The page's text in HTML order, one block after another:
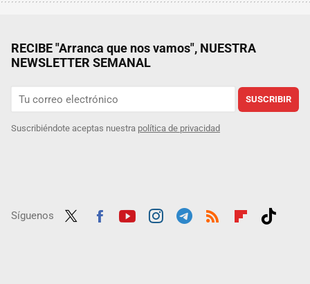
RECIBE "Arranca que nos vamos", NUESTRA
NEWSLETTER SEMANAL
SUSCRIBIR
Suscribiéndote aceptas nuestra política de privacidad
Síguenos